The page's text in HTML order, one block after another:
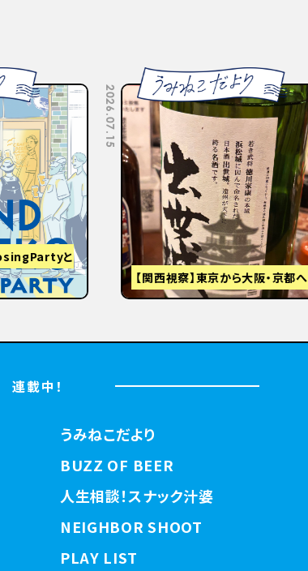
2026.07.15
【関西視察】東京から大阪・京都へ
2026.07.10
連載中！
うみねこだより
BUZZ OF BEER
人生相談！スナック汁婆
NEIGHBOR SHOOT
PLAY LIST